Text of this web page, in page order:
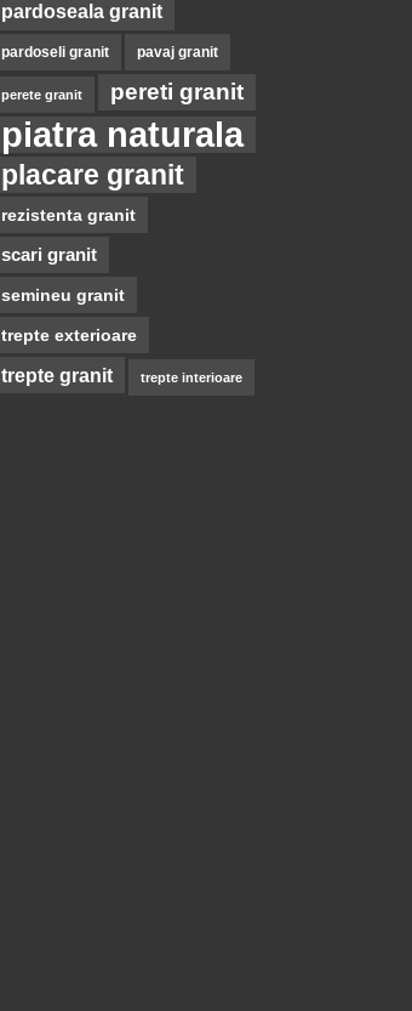
pardoseala granit
pardoseli granit pavaj granit
perete granit pereti granit
piatra naturala
placare granit
rezistenta granit
scari granit
semineu granit
trepte exterioare
trepte granit trepte interioare